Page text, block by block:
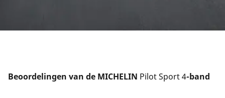
Beoordelingen van de MICHELIN Pilot Sport 4-band